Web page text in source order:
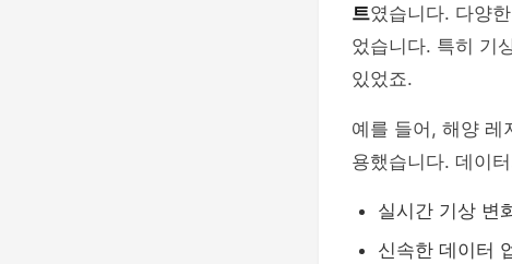
트였습니다. 다양
었습니다. 특히 기
있었죠.
예를 들어, 해양 레
용했습니다. 데이
실시간 기상 변
신속한 데이터